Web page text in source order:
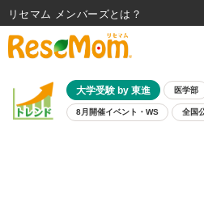
大学受験 by 東進 医学部
8月開催イベント・WS 全国
リセマム メンバーズ